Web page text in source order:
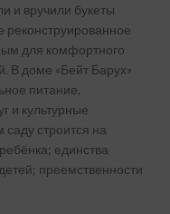
и вручили букеты
для комфортного
В доме «Бейт Барух»
питание,
и культурные
саду строится на
единства
преемственности